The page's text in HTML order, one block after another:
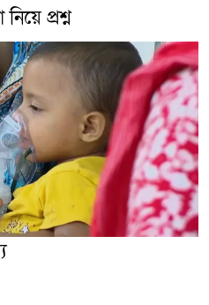
প্রশ্ন